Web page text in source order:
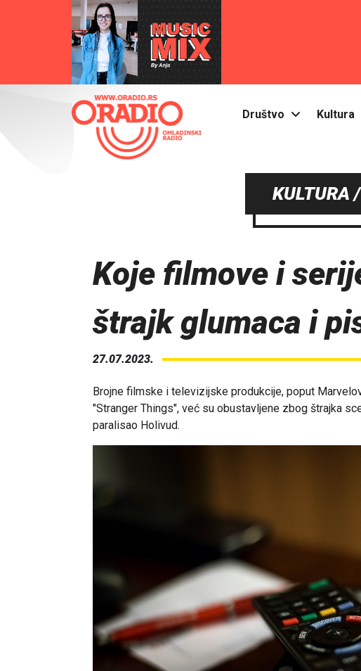
Društvo Kultura
KULTURA
Koje filmove i
štrajk glumaca i
27.07.2023.
Brojne filmske i televizijske produkcije, poput
"Stranger Things", već su obustavljene zbog štrajka
paralisao Holivud.